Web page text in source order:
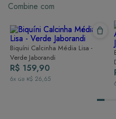
Secagem ideal: Não deixe de molho
Para cores vibrantes: Lave as
dicas acima para manter as cores
Combine com
Biquíni Calcinha Média Lisa -
Verde Jaborandi
R$ 159,90
6x de R$ 26,65